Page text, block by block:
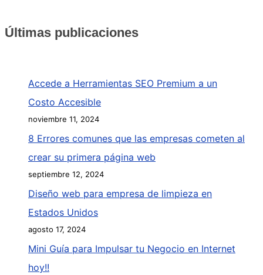
Últimas publicaciones
Accede a Herramientas SEO Premium a un
Costo Accesible
noviembre 11, 2024
8 Errores comunes que las empresas cometen al
crear su primera página web
septiembre 12, 2024
Diseño web para empresa de limpieza en
Estados Unidos
agosto 17, 2024
Mini Guía para Impulsar tu Negocio en Internet
hoy!!